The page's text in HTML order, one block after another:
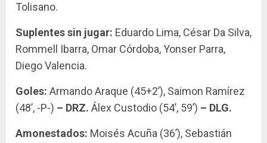
Tolisano.
Suplentes sin jugar: Eduardo Lima, César Da Silva,
Rommell Ibarra, Omar Córdoba, Yonser Parra,
Diego Valencia.
Goles: Armando Araque (45+2’), Saimon Ramírez
(48’, -P-) – DRZ. Álex Custodio (54’, 59’) – DLG.
Amonestados: Moisés Acuña (36’), Sebastián